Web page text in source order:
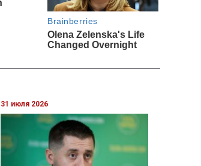
31 июля 2026